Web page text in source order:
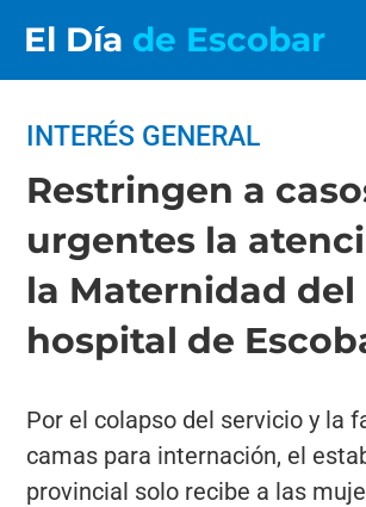
El Día de Escobar
INTERÉS GENERAL
Restringen a
urgentes la
la Maternidad del
hospital de
Por el colapso del servicio y la
camas para internación, el
provincial solo recibe a las